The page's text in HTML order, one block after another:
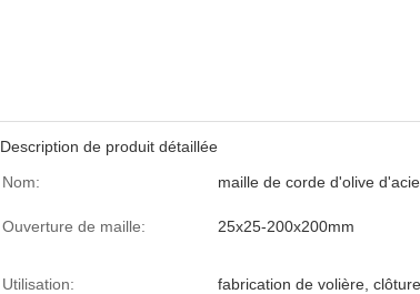
Description de produit détaillée
Nom:
maille de corde d'olive
Ouverture de maille: 25x25-200x200mm
Utilisation: fabrication de volière,